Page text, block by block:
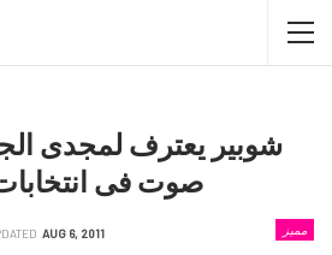
صوت فى
مميز AUG 6, 2011